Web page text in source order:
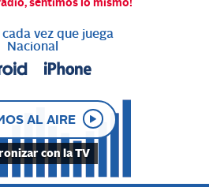
cada vez que juega
Nacional
AL AIRE
con la TV